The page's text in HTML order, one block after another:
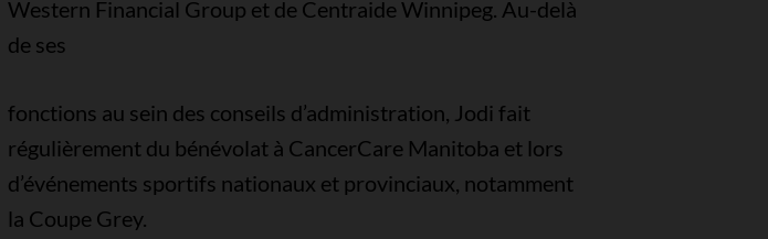
Western Financial Group et de Centraide Winnipeg. Au-delà
de ses
fonctions au sein des conseils d’administration, Jodi fait
régulièrement du bénévolat à CancerCare Manitoba et lors
d’événements sportifs nationaux et provinciaux, notamment
la Coupe Grey.